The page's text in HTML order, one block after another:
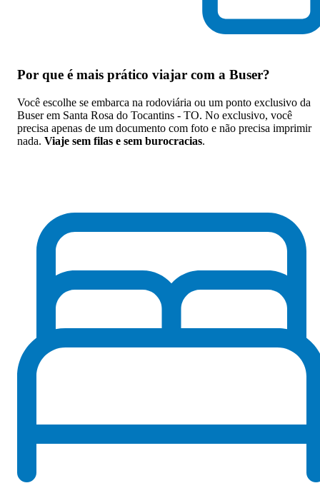
Por que é mais prático viajar com a Buser?
Você escolhe se embarca na rodoviária ou um ponto exclusivo da
Buser em Santa Rosa do Tocantins - TO. No exclusivo, você
precisa apenas de um documento com foto e não precisa imprimir
nada. Viaje sem filas e sem burocracias.